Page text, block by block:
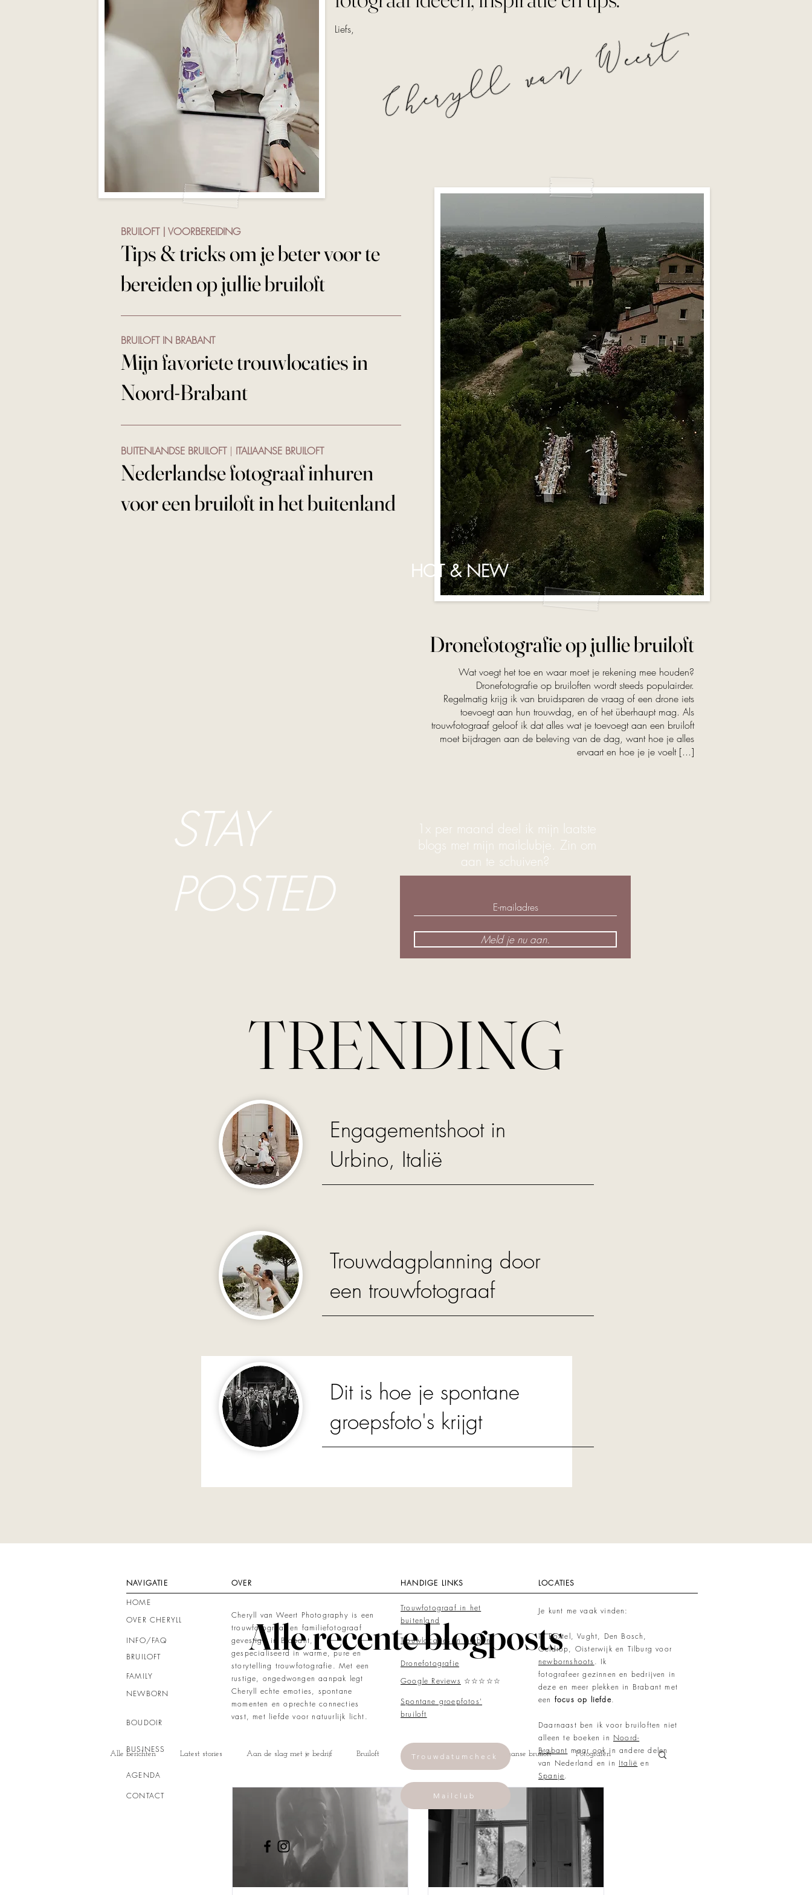
Liefs,
BRUILOFT | VOORBEREIDING
Tips & tricks om je beter voor te
bereiden op jullie bruiloft
BRUILOFT IN BRABANT
Mijn favoriete trouwlocaties in
Noord-Brabant
BUITENLANDSE BRUILOFT | ITALIAANSE BRUILOFT
Nederlandse fotograaf inhuren
voor een bruiloft in het buitenland
HOT & NEW
Dronefotografie op jullie bruiloft
Wat voegt het toe en waar moet je rekening mee houden?
Dronefotografie op bruiloften wordt steeds populairder.
Regelmatig krijg ik van bruidsparen de vraag of een drone iets
toevoegt aan hun trouwdag, en of het überhaupt mag. Als
trouwfotograaf geloof ik dat alles wat je toevoegt aan een bruiloft
moet bijdragen aan de beleving van de dag, want hoe je alles
ervaart en hoe je je voelt [...]
STAY
POSTED
1x per maand deel ik mijn laatste
blogs met mijn mailclubje. Zin om
aan te schuiven?
Meld je nu aan.
Engagementshoot in
Urbino, Italië
Trouwdagplanning door
een trouwfotograaf
Dit is hoe je spontane
groepsfoto's krijgt
TRENDING
Alle recente blogposts
Alle berichten Latest stories Aan de slag met je bedrijf Bruiloft Buitenlandse bruiloft Italiaanse bruiloft Fotografen
Business Zwangerschap
NAVIGATIE OVER HANDIGE LINKS
LOCATIES
HOME
OVER CHERYLL
INFO/FAQ
BRUILOFT
FAMILY
NEWBORN
BOUDOIR
Cheryll van Weert Photography is een
trouwfotograaf en familiefotograaf
gevestigd in Brabant,
gespecialiseerd in warme, pure en
storytelling trouwfotografie. Met een
rustige, ongedwongen aanpak legt
Cheryll echte emoties, spontane
momenten en oprechte connecties
vast, met liefde voor natuurlijk licht.
Trouwfotograaf in het
buitenland
Trouwlocaties in Brabant
Dronefotografie
Google Reviews ☆☆☆☆☆
Spontane groepfotos'
bruiloft
BUSINESS
AGENDA
CONTACT
Trouwdatumcheck
Mailclub
Je kunt me vaak vinden:
in Boxtel, Vught, Den Bosch,
Geldrop, Oisterwijk en Tilburg voor
newbornshoots . Ik
fotografeer gezinnen en bedrijven in
deze en meer plekken in Brabant met
een focus op liefde.
Daarnaast ben ik voor bruiloften niet
alleen te boeken in Noord-
Brabant maar ook in andere delen
van Nederland en in Italië en
Spanje.